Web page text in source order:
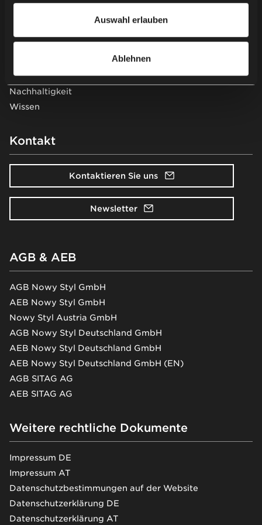
Auswahl erlauben
Ablehnen
Über uns
Nachhaltigkeit
Wissen
Kontakt
Kontaktieren Sie uns
Newsletter
AGB & AEB
AGB Nowy Styl GmbH
AEB Nowy Styl GmbH
Nowy Styl Austria GmbH
AGB Nowy Styl Deutschland GmbH
AEB Nowy Styl Deutschland GmbH
AEB Nowy Styl Deutschland GmbH (EN)
AGB SITAG AG
AEB SITAG AG
Weitere rechtliche Dokumente
Impressum DE
Impressum AT
Datenschutzbestimmungen auf der Website
Datenschutzerklärung DE
Datenschutzerklärung AT